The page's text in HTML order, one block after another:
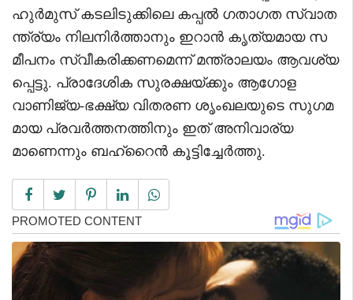
ഹുർമുസ് കടലിടുക്കിലെ കപ്പൽ ഗതാഗത സ്വാത
ന്ത്ര്യം നിലനിർത്താനും ഇറാൻ കൃത്യമായ സ
മീപനം സ്വീകരിക്കണമെന്ന് മന്ത്രാലയം ആവശ്യ
പ്പെട്ടു. പ്രാദേശിക സുരക്ഷയ്ക്കും ആഗോള
വാണിജ്യ-ഭക്ഷ്യ വിതരണ ശൃംഖലയുടെ സുഗമ
മായ പ്രവർത്തനത്തിനും ഇത് അനിവാര്യ
മാണെന്നും ബഹ്‌റൈൻ കൂട്ടിച്ചേർത്തു.